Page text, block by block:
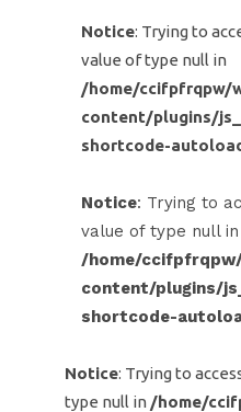
Notice: Trying to
value of type null in
/home/ccifpfrqpw/
content/plugins/
shortcode-
Notice: Trying to
value of type null in
/home/
content/plugins/
shortcode-
Notice: Trying to
type null in /home/